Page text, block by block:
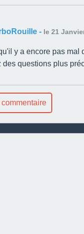
- le 21
y a encore pas mal
des questions plus